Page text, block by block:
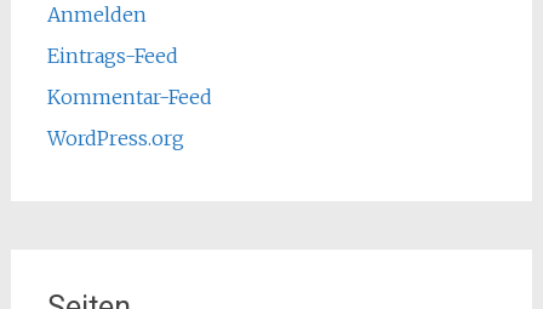
Anmelden
Eintrags-Feed
Kommentar-Feed
WordPress.org